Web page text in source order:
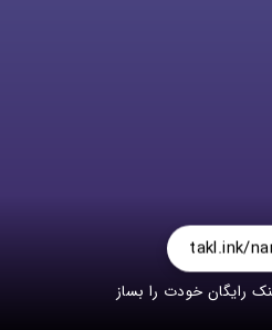
takl.ink/
رایگان خودت را بساز